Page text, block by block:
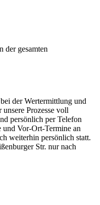
der gesamten
der Wertermittlung und
Prozesse voll
persönlich per Telefon
Vor-Ort-Termine an
weiterhin persönlich statt.
Str. nur nach